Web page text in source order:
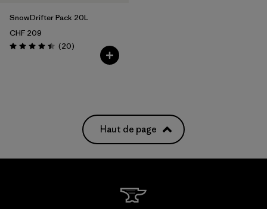
SnowDrifter Pack 20L
CHF 209
Évaluation: 4.4 / 5
(20Avis
)
Haut de page